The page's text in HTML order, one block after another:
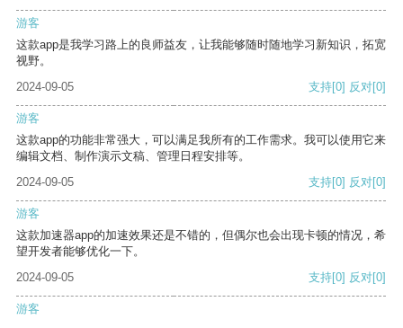
游客
这款app是我学习路上的良师益友，让我能够随时随地学习新知识，拓宽
视野。
2024-09-05
支持[0] 反对[0]
游客
这款app的功能非常强大，可以满足我所有的工作需求。我可以使用它来
编辑文档、制作演示文稿、管理日程安排等。
2024-09-05
支持[0] 反对[0]
游客
这款加速器app的加速效果还是不错的，但偶尔也会出现卡顿的情况，希
望开发者能够优化一下。
2024-09-05
支持[0] 反对[0]
游客